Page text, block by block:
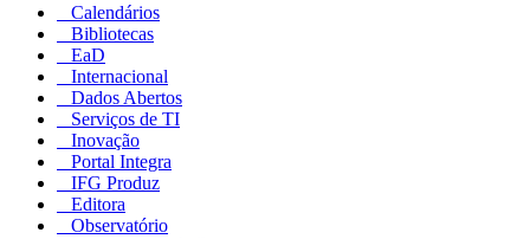
Calendários
Bibliotecas
EaD
Internacional
Dados Abertos
Serviços de TI
Inovação
Portal Integra
IFG Produz
Editora
Observatório